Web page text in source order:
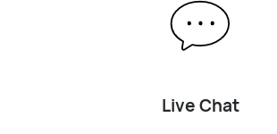
Live Chat